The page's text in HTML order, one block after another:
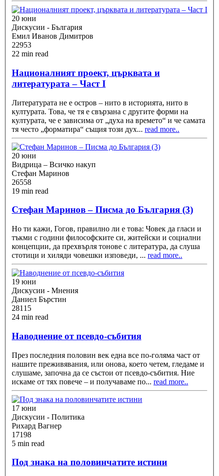
20 юни
Дискусии - България
Емил Иванов Димитров
22953
22 min read
Националният проект, църквата и
литературата – Част I
Литературата не е остров – нито в историята, нито в
културата. Това, че тя е свързана с другите форми на
културата, че е зависима от „духа на времето“ и че самата
тя често „форматира“ същия този дух... read more..
20 юни
Видрица – Всичко накуп
Стефан Маринов
26558
19 min read
Стефан Маринов – Писма до България (3)
Но ти кажи, Гогов, правилно ли е това: Човек да гласи и
тъкми с годи­ни философските си, житейски и социални
концепции, да прехвърля тонове с литература, да слуша
стотици и хиляди човешки изповеди, ... read more..
19 юни
Дискусии - Мнения
Даниел Бърстин
28115
24 min read
Наводнение от псевдо-събития
През последния половин век една все по-голяма част от
нашите преживявания, или онова, което четем, гледаме и
слушаме, започна да се състои от псевдо-събития. Ние
искаме от тях повече – и получаваме по... read more..
17 юни
Дискусии - Политика
Рихард Вагнер
17198
5 min read
Под знака на половинчатите истини